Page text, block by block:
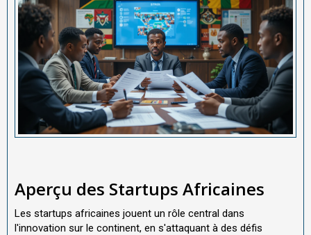
Aperçu des Startups Africaines
Les startups africaines jouent un rôle central dans
l'innovation sur le continent, en s'attaquant à des défis